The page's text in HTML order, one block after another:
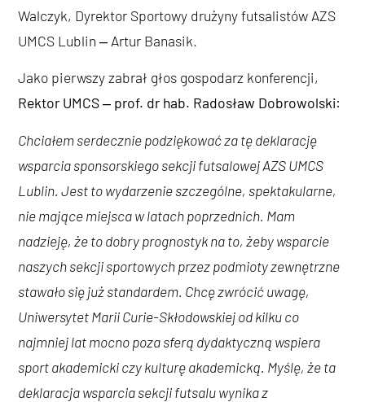
Walczyk, Dyrektor Sportowy drużyny futsalistów AZS
UMCS Lublin ‒ Artur Banasik.
Jako pierwszy zabrał głos gospodarz konferencji,
Rektor UMCS ‒ prof. dr hab. Radosław Dobrowolski:
Chciałem serdecznie podziękować za tę deklarację
wsparcia sponsorskiego sekcji futsalowej AZS UMCS
Lublin. Jest to wydarzenie szczególne, spektakularne,
nie mające miejsca w latach poprzednich. Mam
nadzieję, że to dobry prognostyk na to, żeby wsparcie
naszych sekcji sportowych przez podmioty zewnętrzne
stawało się już standardem. Chcę zwrócić uwagę,
Uniwersytet Marii Curie-Skłodowskiej od kilku co
najmniej lat mocno poza sferą dydaktyczną wspiera
sport akademicki czy kulturę akademicką. Myślę, że ta
deklaracja wsparcia sekcji futsalu wynika z